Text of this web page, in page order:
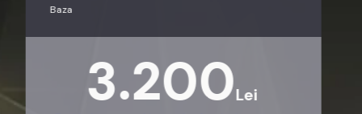
Baza
3.200Lei